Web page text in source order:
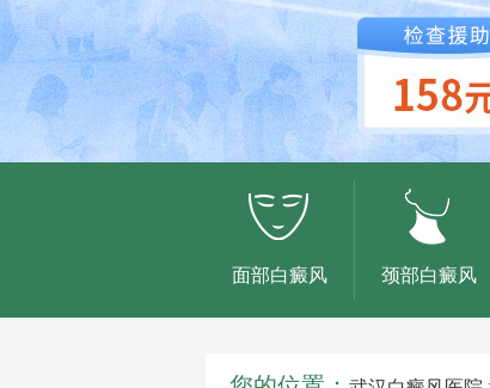
面部白癜风 颈部白癜风